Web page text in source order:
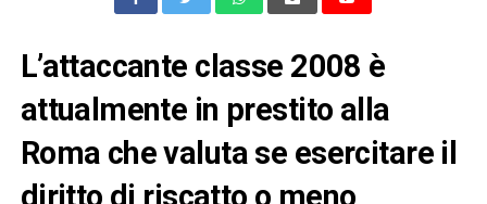
L’attaccante classe 2008 è
attualmente in prestito alla
Roma che valuta se esercitare il
diritto di riscatto o meno